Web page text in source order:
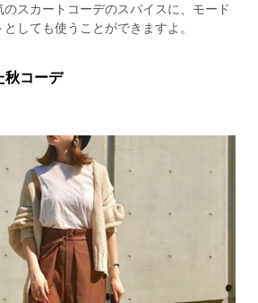
スカートコーデのスパイスに、モード
しても使うことができますよ。
秋コーデ